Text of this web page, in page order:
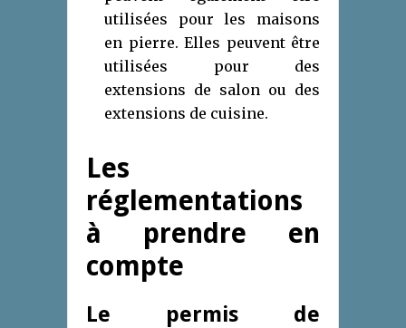
utilisées pour les maisons
en pierre. Elles peuvent être
utilisées pour des
extensions de salon ou des
extensions de cuisine.
Les
réglementations
à prendre en
compte
Le permis de